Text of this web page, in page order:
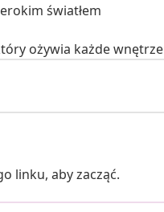
światłem
ożywia każde wnętrze
linku, aby zacząć.